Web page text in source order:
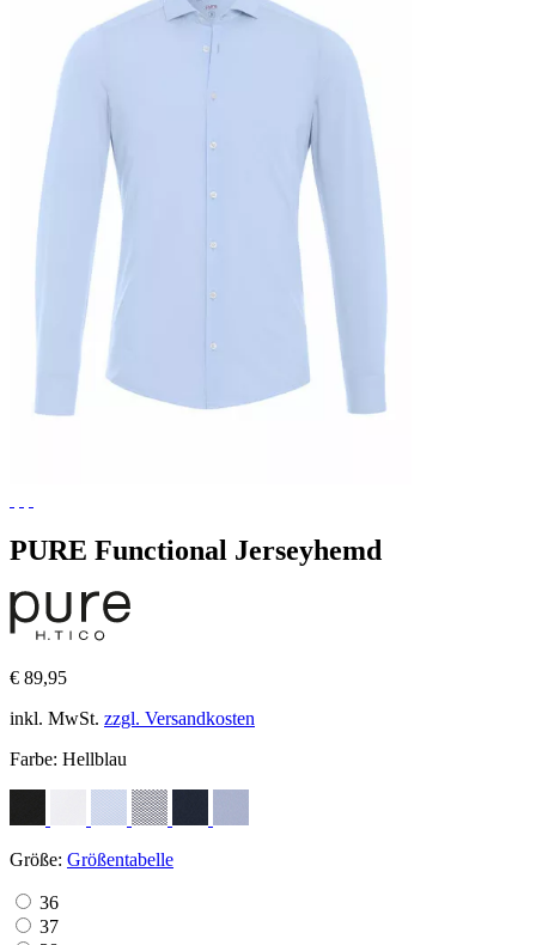
PURE Functional Jerseyhemd
€ 89,95
inkl. MwSt. zzgl. Versandkosten
Farbe: Hellblau
Größe: Größentabelle
36
37